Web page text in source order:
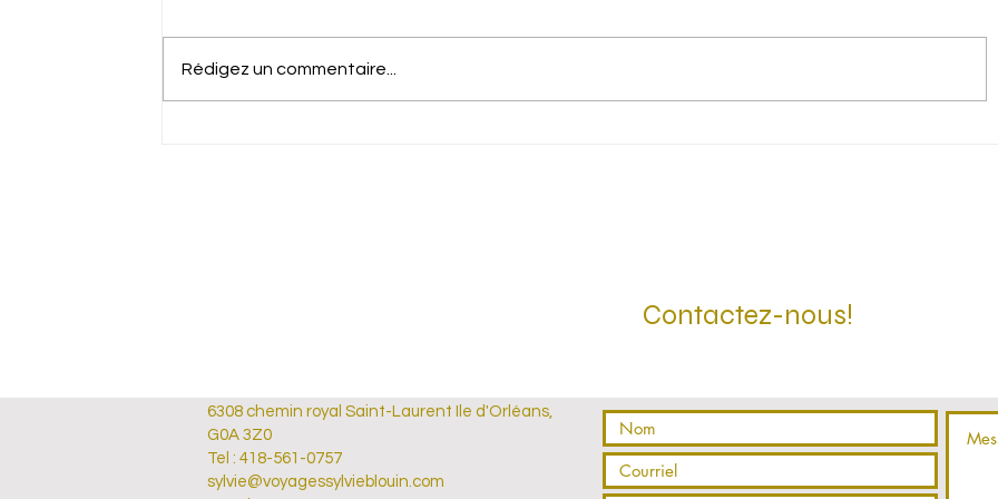
Rédigez un commentaire...
Contactez-nous!
6308 chemin royal Saint-Laurent Ile d'Orléans,
G0A 3Z0
Tel : 418-561-0757
sylvie@voyagessylvieblouin.com